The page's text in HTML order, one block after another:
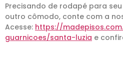
Precisando de rodapé para
outro cômodo, conte com a
Acesse: https://
guarnicoes/santa-luzia e